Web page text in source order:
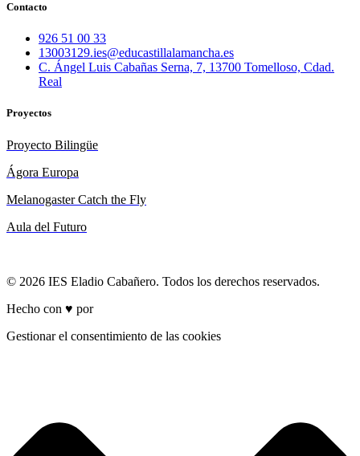
Contacto
926 51 00 33
13003129.ies@educastillalamancha.es
C. Ángel Luis Cabañas Serna, 7, 13700 Tomelloso, Cdad.
Real
Proyectos
Proyecto Bilingüe
Ágora Europa
Melanogaster Catch the Fly
Aula del Futuro
© 2026 IES Eladio Cabañero. Todos los derechos reservados.
Hecho con ♥ por
Gestionar el consentimiento de las cookies